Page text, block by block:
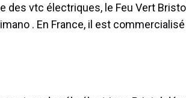
des vtc électriques, le Feu Vert
. En France, il est